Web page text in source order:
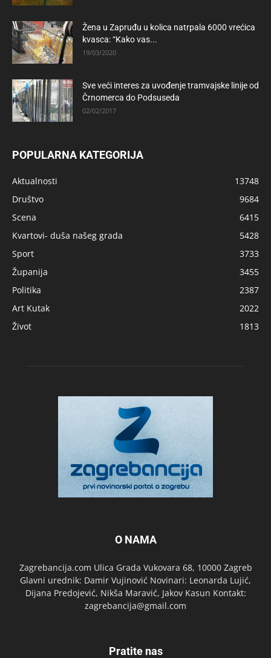
Žena u Zapruđu u kolica natrpala 6000 vrećica
kvasca: “Kako vas...
19/03/2020
Sve veći interes za uvođenje tramvajske linije od
Črnomerca do Podsuseda
02/02/2017
POPULARNA KATEGORIJA
Aktualnosti
13748
Društvo
9684
Scena
6415
Kvartovi- duša našeg grada
5428
Sport
3733
Županija
3455
Politika
2387
Art Kutak
2022
Život
1813
O NAMA
Zagrebancija.com Ulica Grada Vukovara 68, 10000 Zagreb
Glavni urednik: Damir Vujinović Novinari: Leonarda Lujić,
Dijana Predojević, Nikša Maravić, Jakov Kasun Kontakt:
zagrebancija@gmail.com
Pratite nas